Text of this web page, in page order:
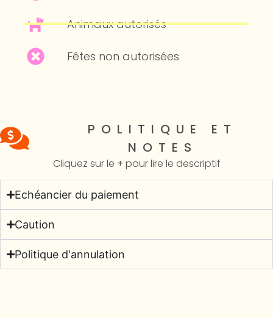
Animaux autorisés
Fêtes non autorisées
POLITIQUE ET
NOTES
Cliquez sur le + pour lire le descriptif
Echéancier du paiement
Caution
Politique d'annulation